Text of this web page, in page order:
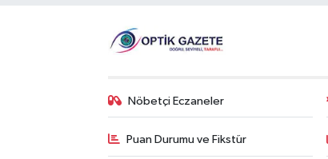
Nöbetçi Eczaneler
Puan Durumu ve Fikstür